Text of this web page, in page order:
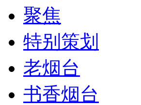
聚焦
特别策划
老烟台
书香烟台